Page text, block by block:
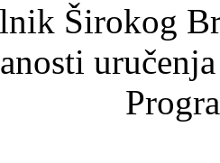
Širokog